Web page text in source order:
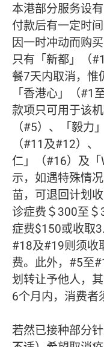
本港部分服务设
付款后有一定时
因一时冲动而购
只有「新都」（
餐7天内取消，惟
「香港心」（#1
款项只可用于该
（#5）、「毅力
（#11及#12）
仁」（#16）及
示，如遇特殊情
苗，可退回计划
诊症费＄300至
症费$150或收取
#18及#19则须收
费。此外，#5至
划转让予他人，
6个月内，消费者
若然已接种部分